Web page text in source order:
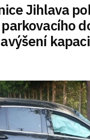
Jihlava